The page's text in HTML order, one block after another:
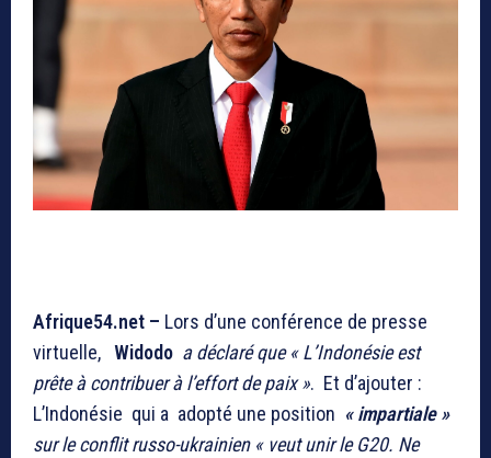
Afrique54.net – Lors d’une conférence de presse
virtuelle, Widodo a déclaré que « L’Indonésie est
prête à contribuer à l’effort de paix ». Et d’ajouter :
L’Indonésie qui a adopté une position « impartiale »
sur le conflit russo-ukrainien« veut unir le G20. Ne